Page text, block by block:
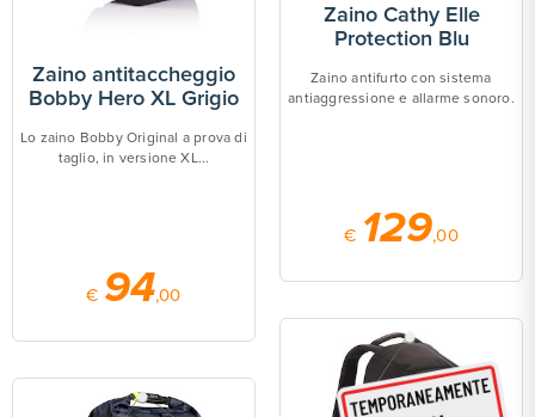
Zaino Cathy Elle
Protection Blu
Zaino antifurto con sistema
antiaggressione e allarme sonoro.
€ 129,00
Zaino antitaccheggio
Bobby Hero XL Grigio
Lo zaino Bobby Original a prova di
taglio, in versione XL...
€ 94,00